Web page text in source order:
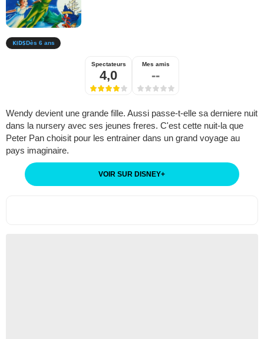
Dès 6 ans
Spectateurs
4,0
Mes amis
--
Wendy devient une grande fille. Aussi passe-t-elle sa derniere nuit
dans la nursery avec ses jeunes freres. C'est cette nuit-la que
Peter Pan choisit pour les entrainer dans un grand voyage au
pays imaginaire.
VOIR SUR DISNEY+